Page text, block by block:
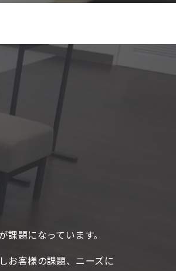
題になっています。
お客様の課題、ニーズに